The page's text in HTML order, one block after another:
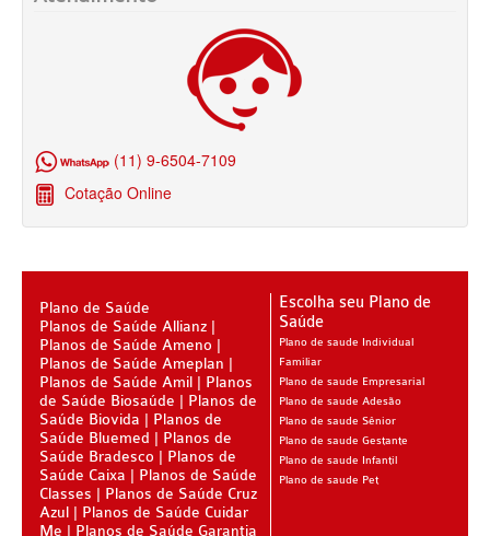
PLANO DE SAÚDE INTERMÉDICA
PLANO DE SAÚDE GREENLINE
PLANO DE SAÚDE STA CASA MAUÁ
PLANO DE SAÚDE MEDIAL
PLANO DE SAÚDE MEDICAL HEALTH
PLANO DE SAÚDE MEDICOL
PLANO DE SAÚDE MED TOUR
PLANO DE SAÚDE NEXT SEISA
PLANO DE SAÚDE NOTREDAME
PLANO DE SAÚDE OESTE AMR
PLANO DE SAÚDE ÔMEGA
PLANO DE SAÚDE ADESÃO
AMEPLAN PLANO DE SAÚDE ADESÃO
AMIL PLANO DE SAÚDE ADESÃO
(11) 9-6504-7109
Cotação Online
Plano de Saúde
Planos de Saúde Allianz
Planos de Saúde Ameno
Planos de Saúde Ameplan
Planos de Saúde Amil
Planos
de Saúde Biosaúde
Planos de
Saúde Biovida
Planos de
Saúde Bluemed
Planos de
Saúde Bradesco
Planos de
Saúde Caixa
Planos de Saúde
Classes
Planos de Saúde Cruz
Azul
Planos de Saúde Cuidar
Me
Planos de Saúde Garantia
Escolha seu Plano de
Saúde
Plano de saude Individual
Familiar
Plano de saude Empresarial
Plano de saude Adesão
Plano de saude Sênior
Plano de saude Gestante
Plano de saude Infantil
Plano de saude Pet